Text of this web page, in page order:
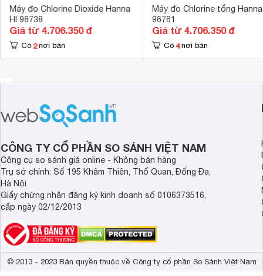
Máy đo Chlorine Dioxide Hanna
HI 96738
Giá từ 4.706.350 đ
Có 2 nơi bán
Máy đo Chlorine tổng Hanna
96761
Giá từ 4.706.350 đ
Có 4 nơi bán
CÔNG TY CỔ PHẦN SO SÁNH VIỆT NAM
Công cụ so sánh giá online - Không bán hàng
Trụ sở chính: Số 195 Khâm Thiên, Thổ Quan, Đống Đa,
Hà Nội
Giấy chứng nhận đăng ký kinh doanh số 0106373516,
cấp ngày 02/12/2013
© 2013 - 2023 Bản quyền thuộc về Công ty cổ phần So Sánh Việt Nam